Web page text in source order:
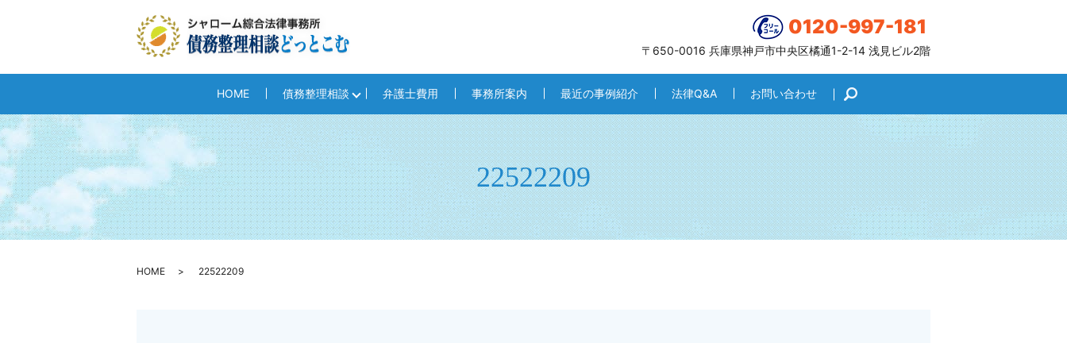
0120-997-181
〒650-0016 兵庫県神戸市中央区橘通1-2-14 浅見ビル2階
HOME 債務整理相談 弁護士費用 事務所案内 最近の事例紹介 法律Q&A お問い合わせ search
22522209
HOME 22522209